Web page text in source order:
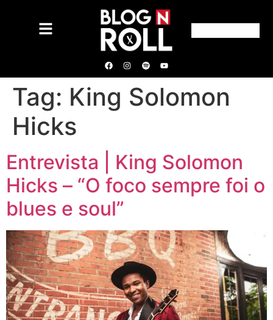
Tag: King Solomon
Hicks
Entrevista | King Solomon
Hicks – “O foco sempre foi o
blues e soul”